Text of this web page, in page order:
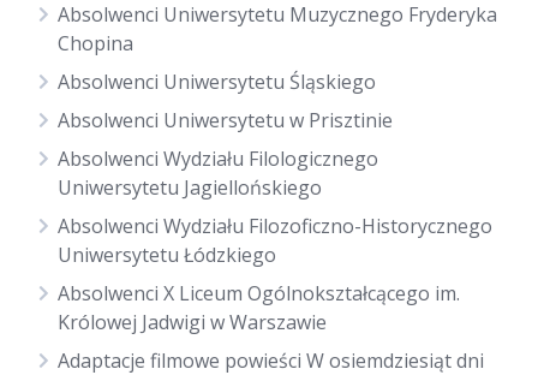
Absolwenci Uniwersytetu Muzycznego Fryderyka
Chopina
Absolwenci Uniwersytetu Śląskiego
Absolwenci Uniwersytetu w Prisztinie
Absolwenci Wydziału Filologicznego
Uniwersytetu Jagiellońskiego
Absolwenci Wydziału Filozoficzno-Historycznego
Uniwersytetu Łódzkiego
Absolwenci X Liceum Ogólnokształcącego im.
Królowej Jadwigi w Warszawie
Adaptacje filmowe powieści W osiemdziesiąt dni